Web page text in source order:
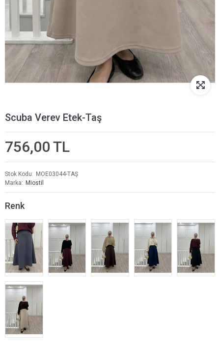
Scuba Verev Etek-Taş
756,00 TL
Stok Kodu
MOE03044-TAŞ
Marka
Miostil
Renk